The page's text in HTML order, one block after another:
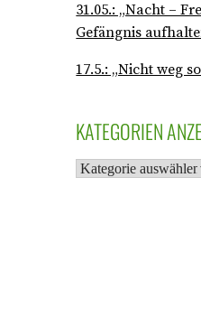
31.05.: „Nacht –
Gefängnis
17.5.: „Nicht weg
KATEGORIEN